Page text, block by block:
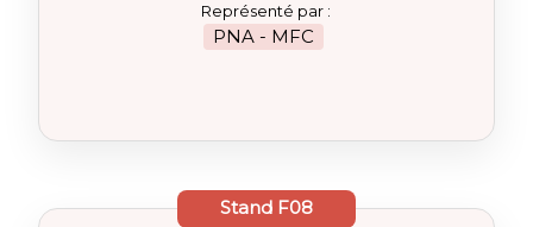
Représenté par :
PNA - MFC
StandF08